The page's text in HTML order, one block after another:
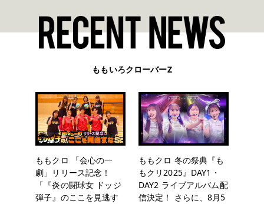
ももいろクローバーZ
ももクロ 「会心の一
劇」リリース記念！
「『炎の闘球女 ドッジ
弾子』のここを見逃す
ももクロ 冬の祭典『も
もクリ2025』DAY1・
DAY2 ライブアルバム配
信決定！ さらに、8月5